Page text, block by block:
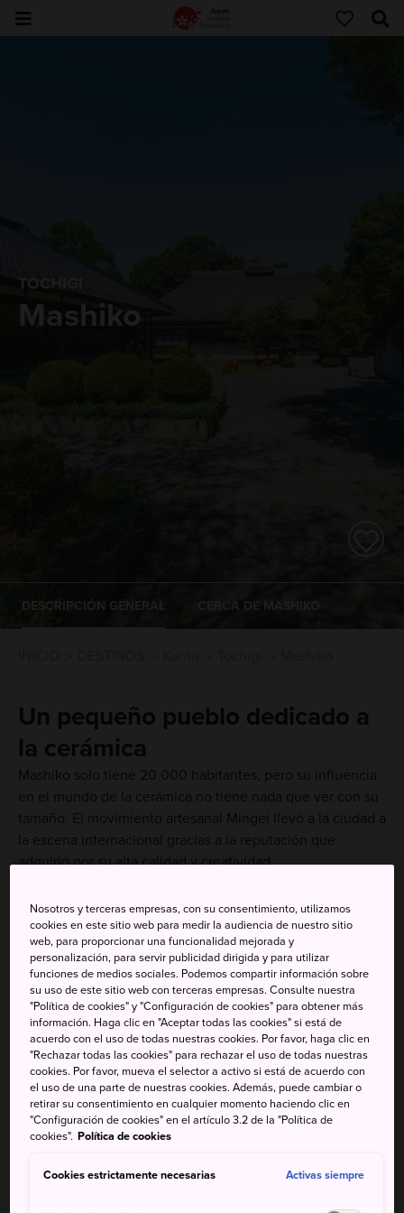
TOCHIGI
Mashiko
DESCRIPCIÓN GENERAL CERCA DE MASHIKO
Un pequeño pueblo dedicado a
la cerámica
Mashiko solo tiene 20 000 habitantes, pero su influencia
en el mundo de la cerámica no tiene nada que ver con su
tamaño. El movimiento artesanal Mingei llevó a la ciudad a
la escena internacional gracias a la reputación que
adquirió por su alta calidad y creatividad.
No te pierdas
Cerámica de clase mundial en el Museo de Arte
Cerámico de Mashiko
Cómo llegar
Nosotros y terceras empresas, con su consentimiento, utilizamos
cookies en este sitio web para medir la audiencia de nuestro sitio
web, para proporcionar una funcionalidad mejorada y
personalización, para servir publicidad dirigida y para utilizar
funciones de medios sociales. Podemos compartir información sobre
su uso de este sitio web con terceras empresas. Consulte nuestra
"Política de cookies" y "Configuración de cookies" para obtener más
información. Haga clic en "Aceptar todas las cookies" si está de
acuerdo con el uso de todas nuestras cookies. Por favor, haga clic en
"Rechazar todas las cookies" para rechazar el uso de todas nuestras
cookies. Por favor, mueva el selector a activo si está de acuerdo con
el uso de una parte de nuestras cookies. Además, puede cambiar o
retirar su consentimiento en cualquier momento haciendo clic en
"Configuración de cookies" en el artículo 3.2 de la "Política de
cookies". Política de cookies
Cookies estrictamente necesarias Activas siempre